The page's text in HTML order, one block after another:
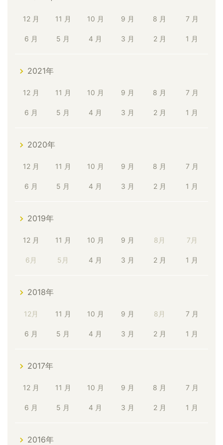
12 月 11 月 10 月 9 月 8 月 7 月
6 月 5 月 4 月 3 月 2 月 1 月
2021年
12 月 11 月 10 月 9 月 8 月 7 月
6 月 5 月 4 月 3 月 2 月 1 月
2020年
12 月 11 月 10 月 9 月 8 月 7 月
6 月 5 月 4 月 3 月 2 月 1 月
2019年
12 月 11 月 10 月 9 月 8月 7月
6月 5月 4 月 3 月 2 月 1 月
2018年
12月 11 月 10 月 9 月 8月 7 月
6 月 5 月 4 月 3 月 2 月 1 月
2017年
12 月 11 月 10 月 9 月 8 月 7 月
6 月 5 月 4 月 3 月 2 月 1 月
2016年